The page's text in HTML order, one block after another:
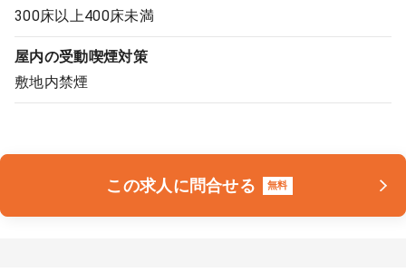
DtoDとは
お問合せ
300床以上400床未満
屋内の受動喫煙対策
敷地内禁煙
この求人に問合せる 無料